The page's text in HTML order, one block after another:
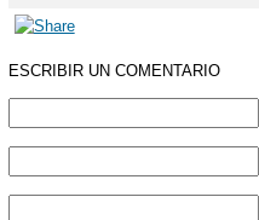
ESCRIBIR UN COMENTARIO